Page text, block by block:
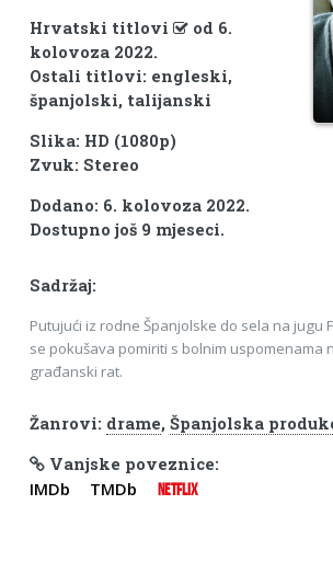
Hrvatski titlovi
od 6.
kolovoza 2022.
Ostali titlovi: engleski,
španjolski, talijanski
Slika: HD (1080p)
Zvuk: Stereo
Dodano: 6. kolovoza 2022.
Dostupno još 9 mjeseci.
Sadržaj:
Putujući iz rodne Španjolske do sela na jugu
se pokušava pomiriti s bolnim uspomenama
građanski rat.
Žanrovi: drame, Španjolska
Vanjske poveznice:
IMDb TMDb NETFLIX